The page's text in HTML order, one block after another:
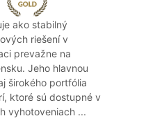
ako stabilný
riešení v
prevažne na
Jeho hlavnou
širokého portfólia
ktoré sú dostupné v
vyhotoveniach ...